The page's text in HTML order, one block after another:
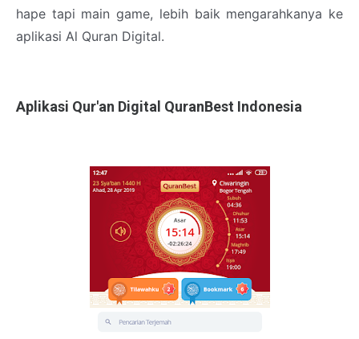
hape tapi main game, lebih baik mengarahkanya ke
aplikasi Al Quran Digital.
Aplikasi Qur'an Digital QuranBest Indonesia